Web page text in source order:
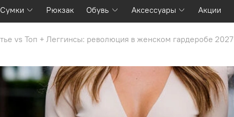
Сумки Рюкзак Обувь Аксессуары Акции
vs Топ + Леггинсы: революция в женском гардеробе 2027